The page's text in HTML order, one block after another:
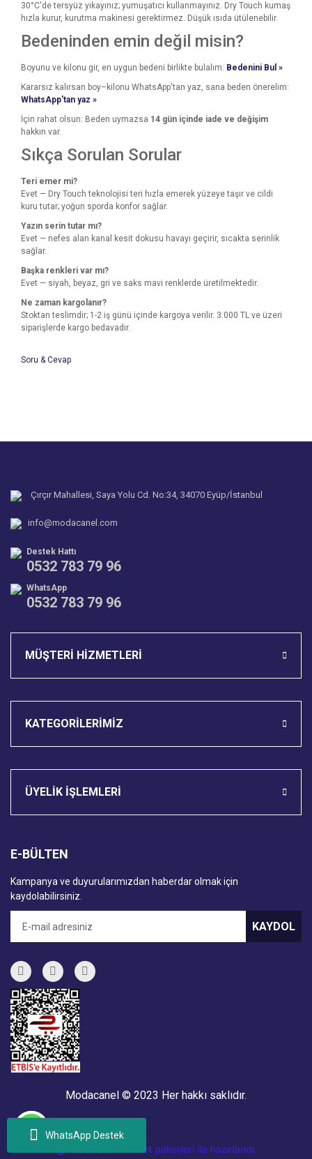
WhatsApp Destek
30°C'de tersyüz yıkayınız; yumuşatıcı kullanmayınız. Dry Touch kumaş
hızla kurur, kurutma makinesi gerektirmez. Düşük ısıda ütülenebilir.
Bedeninden emin değil misin?
Boyunu ve kilonu gir, en uygun bedeni birlikte bulalım: Bedenini Bul »
Kararsız kalırsan boy–kilonu WhatsApp'tan yaz, sana beden önerelim:
WhatsApp'tan yaz »
İçin rahat olsun: Beden uymazsa 14 gün içinde iade ve değişim
hakkın var.
Sıkça Sorulan Sorular
Teri emer mi?
Evet — Dry Touch teknolojisi teri hızla emerek yüzeye taşır ve cildi
kuru tutar; yoğun sporda konfor sağlar.
Yazın serin tutar mı?
Evet — nefes alan kanal kesit dokusu havayı geçirir, sıcakta serinlik
sağlar.
Başka renkleri var mı?
Evet — siyah, beyaz, gri ve saks mavi renklerde üretilmektedir.
Ne zaman kargolanır?
Stoktan teslimdir; 1-2 iş günü içinde kargoya verilir. 3.000 TL ve üzeri
siparişlerde kargo bedavadır.
Bu ürüne benzer farklı alternatifler olmalı.
Soru & Cevap
Çırçır Mahallesi, Saya Yolu Cd. No:34, 34070 Eyüp/İstanbul
info@modacanel.com
Destek Hattı
0532 783 79 96
WhatsApp
0532 783 79 96
MÜŞTERİ HİZMETLERİ
KATEGORİLERİMİZ
ÜYELİK İŞLEMLERİ
E-BÜLTEN
Kampanya ve duyurularımızdan haberdar olmak için
kaydolabilirsiniz.
KAYDOL
Modacanel © 2023 Her hakkı saklıdır.
e-